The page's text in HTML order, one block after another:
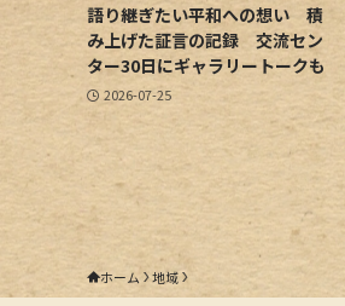
語り継ぎたい平和への想い 積
み上げた証言の記録 交流セン
ター30日にギャラリートークも
2026-07-25
ホーム 地域